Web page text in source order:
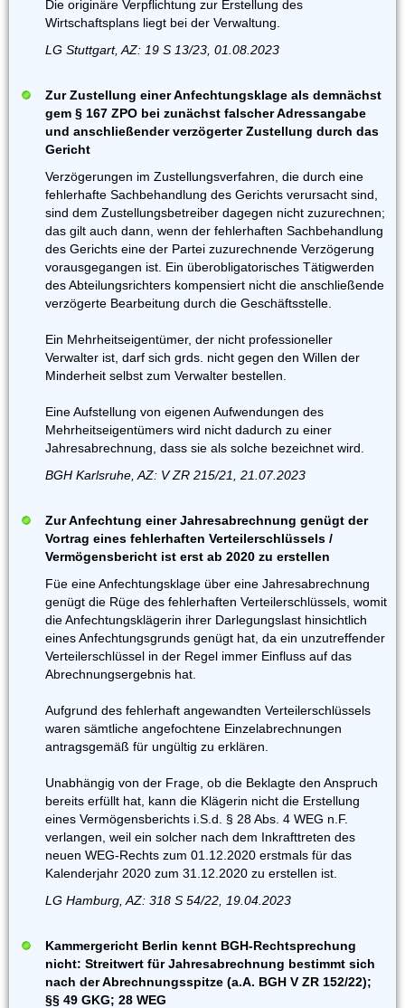
Die originäre Verpflichtung zur Erstellung des
Wirtschaftsplans liegt bei der Verwaltung.
LG Stuttgart, AZ: 19 S 13/23, 01.08.2023
Zur Zustellung einer Anfechtungsklage als demnächst
gem § 167 ZPO bei zunächst falscher Adressangabe
und anschließender verzögerter Zustellung durch das
Gericht
Verzögerungen im Zustellungsverfahren, die durch eine
fehlerhafte Sachbehandlung des Gerichts verursacht sind,
sind dem Zustellungsbetreiber dagegen nicht zuzurechnen;
das gilt auch dann, wenn der fehlerhaften Sachbehandlung
des Gerichts eine der Partei zuzurechnende Verzögerung
vorausgegangen ist. Ein überobligatorisches Tätigwerden
des Abteilungsrichters kompensiert nicht die anschließende
verzögerte Bearbeitung durch die Geschäftsstelle.
Ein Mehrheitseigentümer, der nicht professioneller
Verwalter ist, darf sich grds. nicht gegen den Willen der
Minderheit selbst zum Verwalter bestellen.
Eine Aufstellung von eigenen Aufwendungen des
Mehrheitseigentümers wird nicht dadurch zu einer
Jahresabrechnung, dass sie als solche bezeichnet wird.
BGH Karlsruhe, AZ: V ZR 215/21, 21.07.2023
Zur Anfechtung einer Jahresabrechnung genügt der
Vortrag eines fehlerhaften Verteilerschlüssels /
Vermögensbericht ist erst ab 2020 zu erstellen
Füe eine Anfechtungsklage über eine Jahresabrechnung
genügt die Rüge des fehlerhaften Verteilerschlüssels, womit
die Anfechtungsklägerin ihrer Darlegungslast hinsichtlich
eines Anfechtungsgrunds genügt hat, da ein unzutreffender
Verteilerschlüssel in der Regel immer Einfluss auf das
Abrechnungsergebnis hat.
Aufgrund des fehlerhaft angewandten Verteilerschlüssels
waren sämtliche angefochtene Einzelabrechnungen
antragsgemäß für ungültig zu erklären.
Unabhängig von der Frage, ob die Beklagte den Anspruch
bereits erfüllt hat, kann die Klägerin nicht die Erstellung
eines Vermögensberichts i.S.d. § 28 Abs. 4 WEG n.F.
verlangen, weil ein solcher nach dem Inkrafttreten des
neuen WEG-Rechts zum 01.12.2020 erstmals für das
Kalenderjahr 2020 zum 31.12.2020 zu erstellen ist.
LG Hamburg, AZ: 318 S 54/22, 19.04.2023
Kammergericht Berlin kennt BGH-Rechtsprechung
nicht: Streitwert für Jahresabrechnung bestimmt sich
nach der Abrechnungsspitze (a.A. BGH V ZR 152/22);
§§ 49 GKG; 28 WEG